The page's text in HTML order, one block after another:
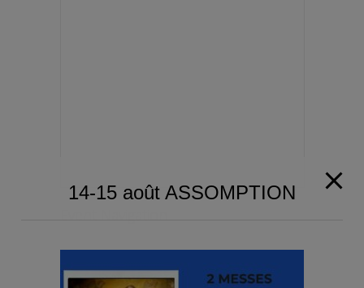
MESSE à 19h Messe à 9h30
14-15 août ASSOMPTION